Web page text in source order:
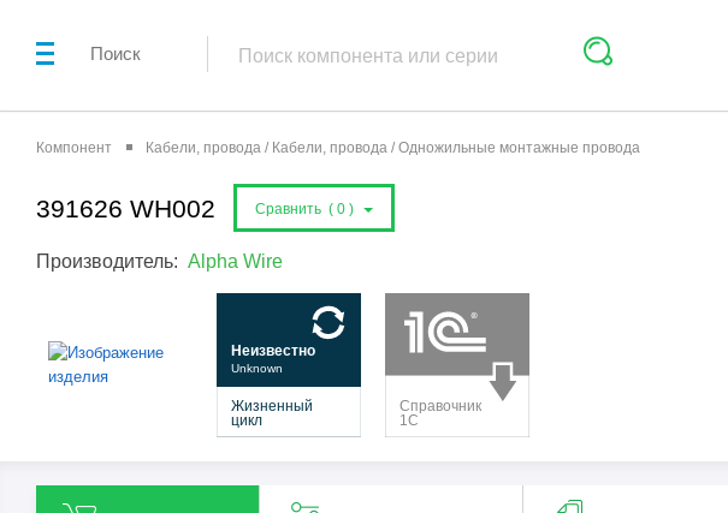
Поиск
Компонент Кабели, провода / Кабели, провода / Одножильные монтажные провода
391626 WH002 Сравнить ( 0 )
Производитель: Alpha Wire